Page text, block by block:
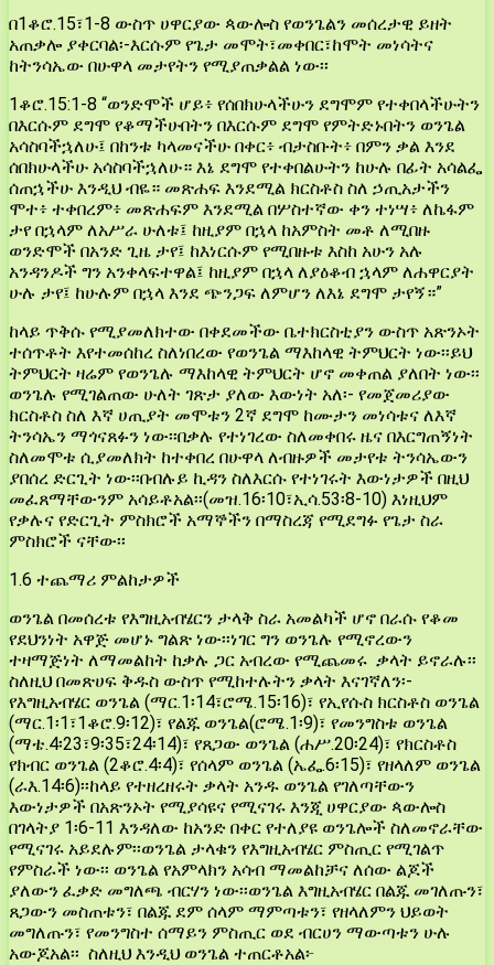
በ1ቆሮ.15፣1-8 ውስጥ ሀዋርያው ጳውሎስ የወንጌልን መሰረታዊ ይዘት
አጠቃሎ ያቀርባል፡-እርሱም የጌታ መሞት፣መቀበር፣ከሞት መነሳትና
ከትንሳኤው በሁዋላ መታየትን የሚያጠቃልል ነው፡፡
1ቆሮ.15:1-8 “ወንድሞች ሆይ፥ የሰበክሁላችሁን ደግሞም የተቀበላችሁትን
በእርሱም ደግሞ የቆማችሁበትን በእርሱም ደግሞ የምትድኑበትን ወንጌል
አሳስባችኋለሁ፤ በከንቱ ካላመናችሁ በቀር፥ ብታስቡት፥ በምን ቃል እንደ
ሰበክሁላችሁ አሳስባችኋለሁ። እኔ ደግሞ የተቀበልሁትን ከሁሉ በፊት አሳልፌ
ሰጠኋችሁ እንዲህ ብዬ። መጽሐፍ እንደሚል ክርስቶስ ስለ ኃጢአታችን
ሞተ፥ ተቀበረም፥ መጽሐፍም እንደሚል በሦስተኛው ቀን ተነሣ፥ ለኬፋም
ታየ በኋላም ለአሥራ ሁለቱ፤ ከዚያም በኋላ ከአምስት መቶ ለሚበዙ
ወንድሞች በአንድ ጊዜ ታየ፤ ከእነርሱም የሚበዙቱ እስከ አሁን አሉ
አንዳንዶች ግን አንቀላፍተዋል፤ ከዚያም በኋላ ለያዕቆብ ኋላም ለሐዋርያት
ሁሉ ታየ፤ ከሁሉም በኋላ እንደ ጭንጋፍ ለምሆን ለእኔ ደግሞ ታየኝ።”
ከላይ ጥቅሱ የሚያመለክተው በቀደመችው ቤተክርስቲያን ውስጥ አጽንኦት
ተሰጥቶት እየተመሰከረ ስለነበረው የወንጌል ማእከላዊ ትምህርት ነው፡፡ይህ
ትምህርት ዛሬም የወንጌሉ ማእከላዊ ትምህርት ሆኖ መቀጠል ያለበት ነው፡፡
ወንጌሉ የሚገልጠው ሁለት ገጽታ ያለው እውነት አለ፡- የመጀመሪያው
ክርስቶስ ስለ እኛ ሀጢያት መሞቱን 2ኛ ደግሞ ከሙታን መነሳቱና ለእኛ
ትንሳኤን ማጎናጸፉን ነው፡፡በቃሉ የተነገረው ስለመቀበሩ ዜና በእርግጠኝነት
ስለመሞቱ ሲያመለክት ከተቀበረ በሁዋላ ለብዙዎች መታየቱ ትንሳኤውን
ያበሰረ ድርጊት ነው፡፡በብሉይ ኪዳን ስለእርሱ የተነገሩት እውነታዎች በዚህ
መፈጸማቸውንም አሳይቶአል፡፡(መዝ.16፡10፣ኢሳ.53፡8-10) እነዚህም
የቃሉና የድርጊት ምስክሮች አማኞችን በማስረጃ የሚደግፉ የጌታ ስራ
ምስክሮች ናቸው፡፡
1.6 ተጨማሪ ምልከታዎች
ወንጌል በመሰረቱ የእግዚአብሄርን ታላቅ ስራ አመልካች ሆኖ በራሱ የቆመ
የደህንነት አዋጅ መሆኑ ግልጽ ነው፡፡ነገር ግን ወንጌሉ የሚኖረውን
ተዛማጅነት ለማመልከት ከቃሉ ጋር አብረው የሚጨመሩ ቃላት ይኖራሉ፡፡
ስለዚህ በመጽሀፍ ቅዱስ ውስጥ የሚከተሉትን ቃላት እናገኛለን፡-
የእግዚአብሄር ወንጌል (ማር.1፡14፣ሮሜ.15፡16)፣ የኢየሱስ ክርስቶስ ወንጌል
(ማር.1፡1፣1ቆሮ.9፡12)፣ የልጁ ወንጌል(ሮሜ.1፡9)፣ የመንግስቱ ወንጌል
(ማቴ.4፡23፣9፡35፣24፡14)፣ የጸጋው ወንጌል (ሐሥ.20፡24)፣ የክርስቶስ
የክብር ወንጌል (2ቆሮ.4፡4)፣ የሰላም ወንጌል (ኤፌ.6፡15)፣ የዘላለም ወንጌል
(ራእ.14፡6)፡፡ከላይ የተዘረዘሩት ቃላት አንዱ ወንጌል የገለጣቸውን
እውነታዎች በአጽንኦት የሚያሳዩና የሚናገሩ እንጂ ሀዋርያው ጳውሎስ
በገላትያ 1፡6-11 እንዳለው ከአንድ በቀር የተለያዩ ወንጌሎች ስለመኖራቸው
የሚናገሩ አይደሉም፡፡ወንጌል ታላቁን የእግዚአብሄር ምስጢር የሚገልጥ
የምስራች ነው፡፡ ወንጌል የአምላክን አሳብ ማመልከቻና ለሰው ልጆች
ያለውን ፈቃድ መግለጫ ብርሃን ነው፡፡ወንጌል እግዚአብሄር በልጁ መገለጡን፣
ጸጋውን መስጠቱን፣ በልጁ ደም ሰላም ማምጣቱን፣ የዘላለምን ህይወት
መግለጡን፣ የመንግስተ ሰማይን ምስጢር ወደ ብርሀን ማውጣቱን ሁሉ
አውጆአል፡፡ ስለዚህ እንዲህ ወንጌል ተጠርቶአል፦